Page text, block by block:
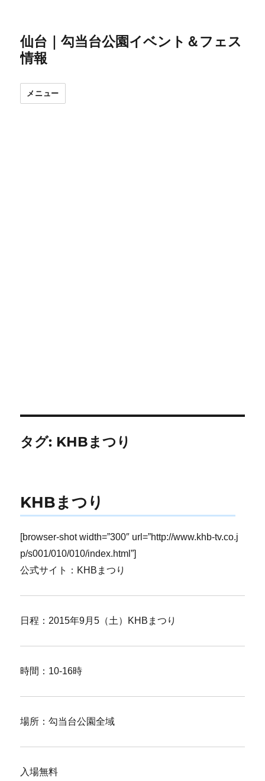
仙台｜勾当台公園イベント＆フェス
情報
メニュー
タグ: KHBまつり
KHBまつり
[browser-shot width=”300″ url=”http://www.khb-tv.co.j
p/s001/010/010/index.html”]
公式サイト：KHBまつり
日程：2015年9月5（土）KHBまつり
時間：10-16時
場所：勾当台公園全域
入場無料